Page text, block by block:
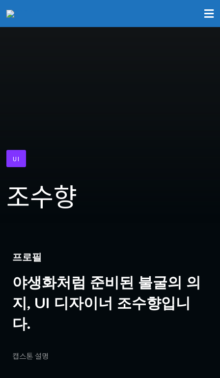
UI
조수향
프로필
야생화처럼 준비된 불굴의 의
지, UI 디자이너 조수향입니
다.
캡스톤 설명